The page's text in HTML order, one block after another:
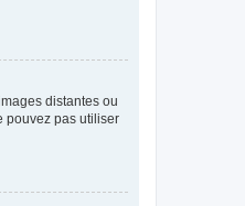
distantes ou
pouvez pas utiliser